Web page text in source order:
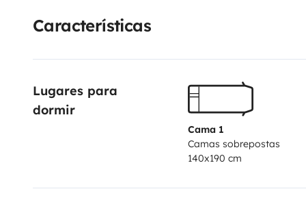
moustiquaire. Pas d'isofix.
Vaisselle pour 4 personnes
Características
Lugares para
dormir
Cama 1
Camas sobrepostas
140x190 cm